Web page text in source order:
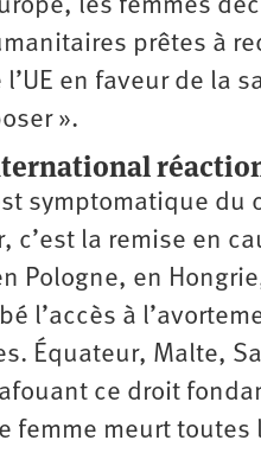
les femmes
prêtes à
en faveur de la
».
symptomatique du
c’est la remise en
Pologne, en
l’accès à
Équateur, Malte,
ce droit
femme meurt